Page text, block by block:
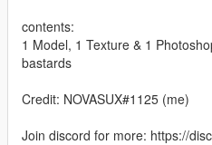
contents:
1 Model, 1 Texture & 1
bastards
Credit: NOVASUX#1125 (me)
Join discord for more: https://